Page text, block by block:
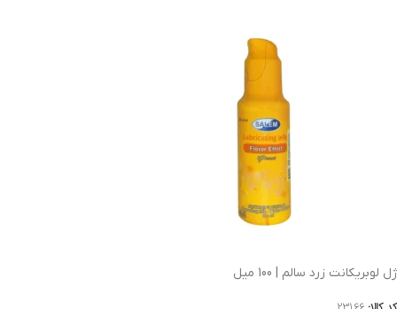
ژل لوبریکانت زرد سالم | 100 میل